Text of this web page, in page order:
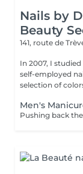
Nails by
Beauty
141, route de
In 2007, I
self-employed nail
selection of
Men's
Pushing back